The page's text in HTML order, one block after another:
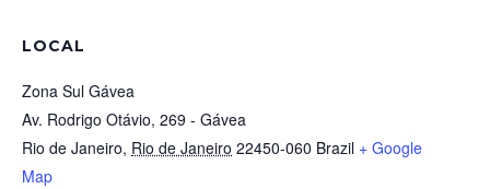
LOCAL
Zona Sul Gávea
Av. Rodrigo Otávio, 269 - Gávea
Rio de Janeiro, Rio de Janeiro 22450-060 Brazil + Google
Map